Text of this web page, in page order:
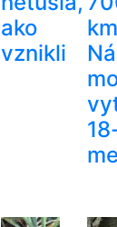
ako
vznikli